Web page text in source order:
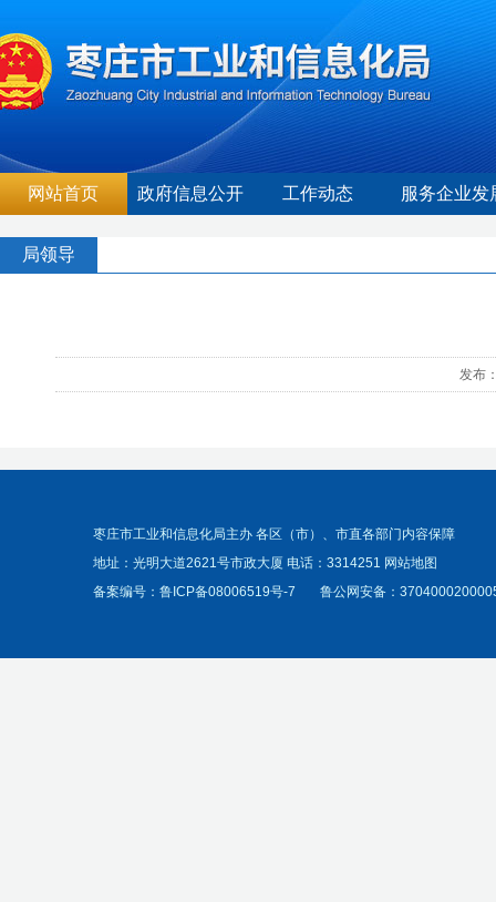
网站首页 政府信息公开 工作动态 服务企业发
局领导
发布
枣庄市工业和信息化局主办 各区（市）、市直各部门内容保障
地址：光明大道2621号市政大厦 电话：3314251 网站地图
备案编号： 鲁ICP备08006519号-7 鲁公网安备：